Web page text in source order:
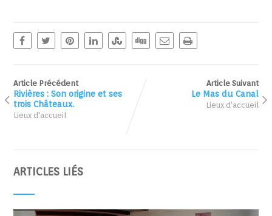
Article Précédent
Rivières : Son origine et ses
trois Châteaux.
Lieux d'accueil
Article Suivant
Le Mas du Canal
Lieux d'accueil
ARTICLES LIÉS